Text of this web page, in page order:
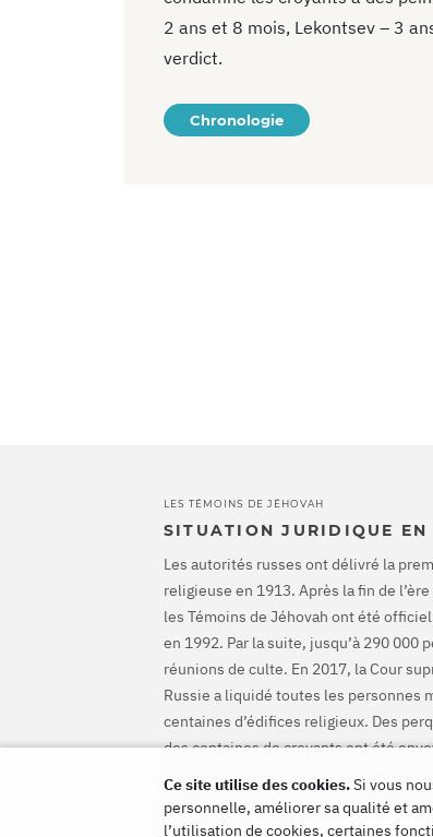
2 ans et 8 mois, Lekontsev – 3
verdict.
Chronologie
LES TÉMOINS DE JÉHOVAH
SITUATION JURIDIQUE EN
Les autorités russes ont délivré la
religieuse en 1913. Après la fin de
les Témoins de Jéhovah ont été
en 1992. Par la suite, jusqu’à 290 000
réunions de culte. En 2017, la Cour
Russie a liquidé toutes les personnes
centaines d’édifices religieux. Des
des centaines de croyants ont été
mettre fin à leurs poursuites pénales
les préjudices causés.
Ce site utilise des cookies.Si vous
personnelle, améliorer sa qualité et
l’utilisation de cookies, certaines